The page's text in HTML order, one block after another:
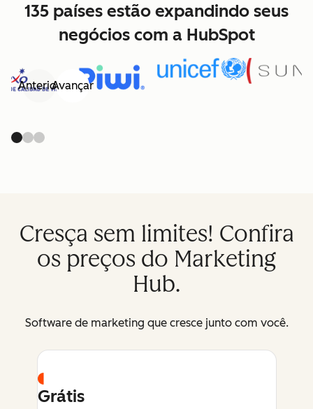
135 países estão expandindo seus
negócios com a HubSpot
AnteriorAvançar
Cresça sem limites! Confira
os preços do Marketing
Hub.
Software de marketing que cresce junto com você.
Grátis